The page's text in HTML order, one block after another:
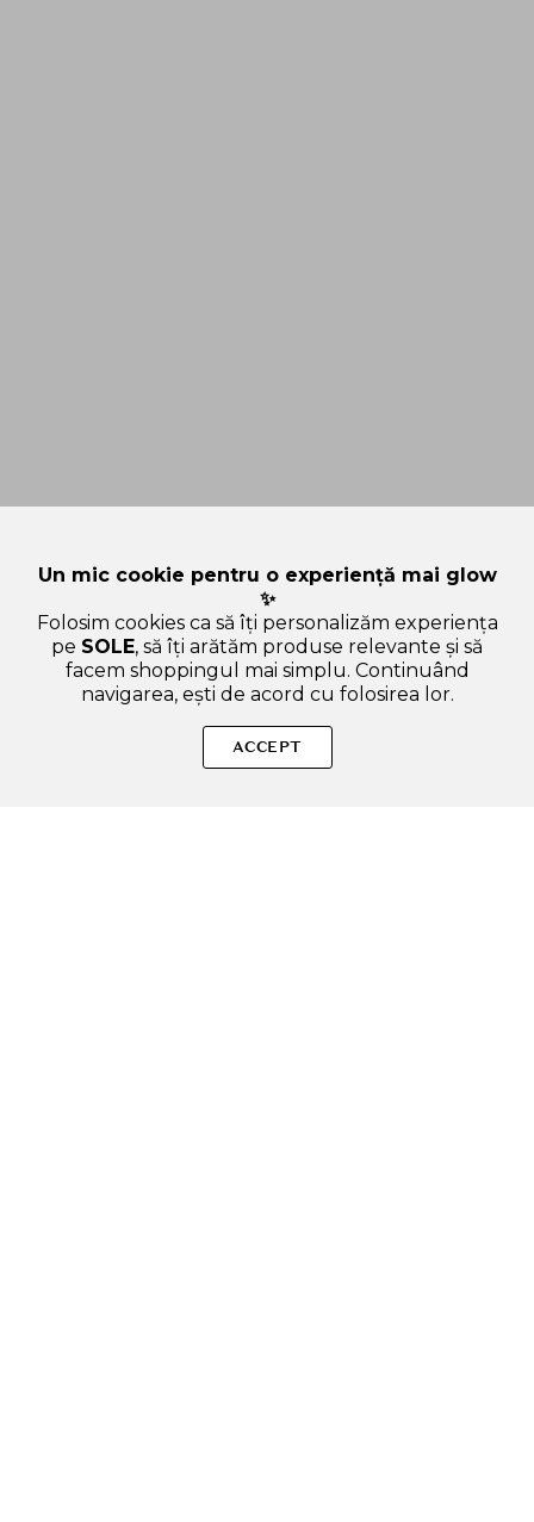
STAFFORD Dry Shampoo - sampon uscat formulat cu amidon
de porumb, care contribuie la absorbtia excesului de sebum si
Un mic cookie pentru o experiență mai glow
✨
Folosim cookies ca să îți personalizăm experiența
pe SOLE, să îți arătăm produse relevante și să
facem shoppingul mai simplu. Continuând
navigarea, ești de acord cu folosirea lor.
ACCEPT